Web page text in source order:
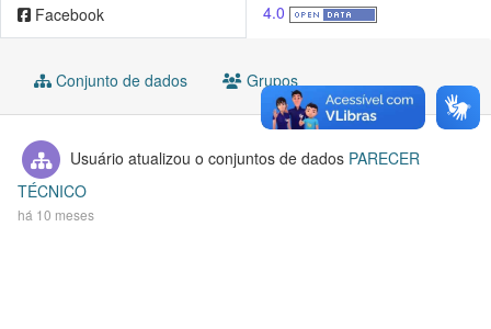
Facebook
4.0
Conjunto de dados Grupos
Usuário atualizou o conjuntos de dados PARECER
TÉCNICO
há 10 meses